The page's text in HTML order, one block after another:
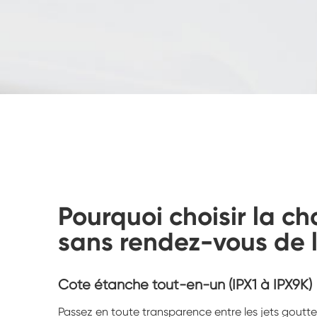
Pourquoi choisir la
sans rendez-vous de
Cote étanche tout-en-un (IPX1 à IPX9K)
Passez en toute transparence entre les jets